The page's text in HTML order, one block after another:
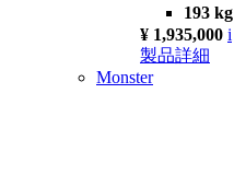
193 kg
¥ 1,935,000 i
製品詳細
Monster